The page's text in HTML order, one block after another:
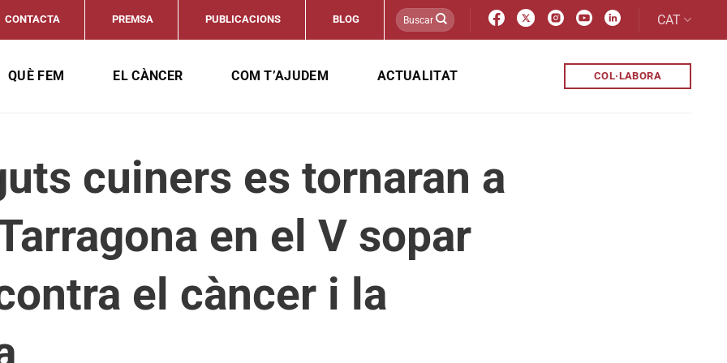
CONTACTA PREMSA PUBLICACIONS BLOG CAT
QUÈ FEM EL CÀNCER COM T’AJUDEM ACTUALITAT COL·LABORA
cuiners es tornaran a
en el V sopar
el càncer i la